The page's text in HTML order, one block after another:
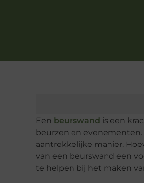
Een beurswand is een
beurzen en
aantrekkelijke manier.
van een beurswand een
te helpen bij het maken